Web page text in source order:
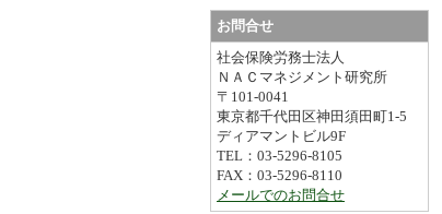
お問合せ
社会保険労務士法人
ＮＡＣマネジメント研究所
〒101-0041
東京都千代田区神田須田町1-5
ディアマントビル9F
TEL：03-5296-8105
FAX：03-5296-8110
メールでのお問合せ